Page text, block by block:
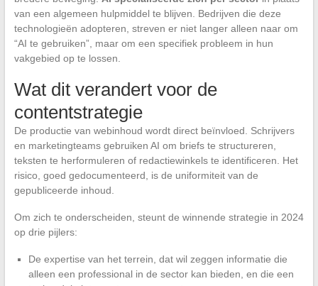
van een algemeen hulpmiddel te blijven. Bedrijven die deze
technologieën adopteren, streven er niet langer alleen naar om
“AI te gebruiken”, maar om een specifiek probleem in hun
vakgebied op te lossen.
Wat dit verandert voor de
contentstrategie
De productie van webinhoud wordt direct beïnvloed. Schrijvers
en marketingteams gebruiken AI om briefs te structureren,
teksten te herformuleren of redactiewinkels te identificeren. Het
risico, goed gedocumenteerd, is de uniformiteit van de
gepubliceerde inhoud.
Om zich te onderscheiden, steunt de winnende strategie in 2024
op drie pijlers:
De expertise van het terrein, dat wil zeggen informatie die
alleen een professional in de sector kan bieden, en die een